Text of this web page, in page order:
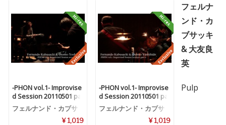
-PHON vol.1- Improvise
d Session 20110501 pa
rt1 (2.8MHz dsd + mp3)
フェルナンド・カブサ
¥ 1,019
-PHON vol.1- Improvise
d Session 20110501 pa
rt2 (2.8MHz dsd + mp3)
フェルナンド・カブサ
¥ 1,019
フェルナ
ンド・カ
ブサッキ
& 大友良
英
Pulp